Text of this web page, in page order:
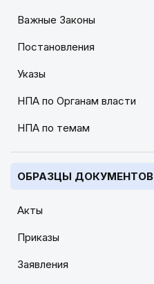
Важные Законы
Постановления
Указы
НПА по Органам власти
НПА по темам
ОБРАЗЦЫ ДОКУМЕНТОВ
Акты
Приказы
Заявления